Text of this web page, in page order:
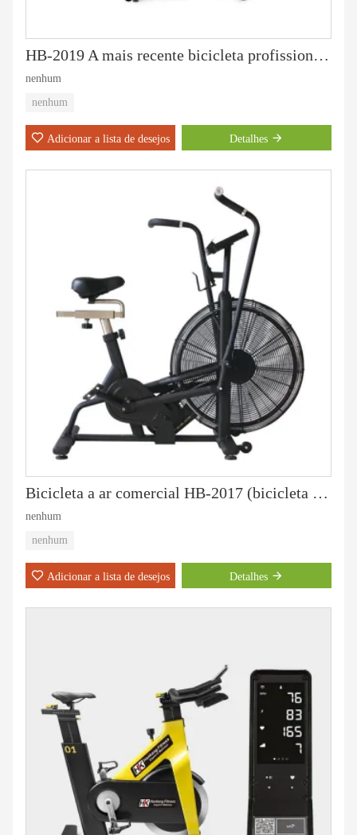
HB-2019 A mais recente bicicleta profissional de spinning
nenhum
nenhum
Adicionar a lista de desejos Detalhes
Bicicleta a ar comercial HB-2017 (bicicleta de assalto)
nenhum
nenhum
Adicionar a lista de desejos Detalhes